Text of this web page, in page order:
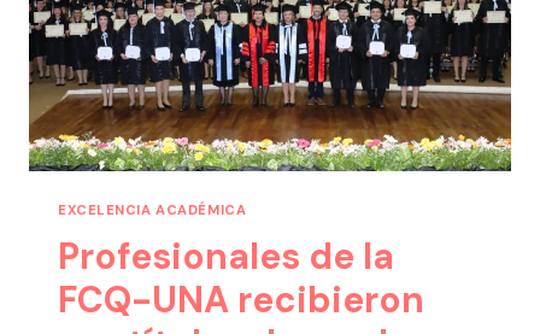
EXCELENCIA ACADÉMICA
Profesionales de la
FCQ-UNA recibieron